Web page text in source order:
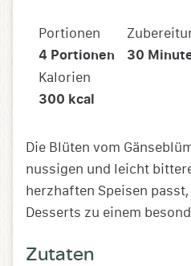
Portionen
4 Portionen 30
Kalorien
300 kcal
Die Blüten vom
nussigen und leicht
herzhaften Speisen
Desserts zu einem
Zutaten